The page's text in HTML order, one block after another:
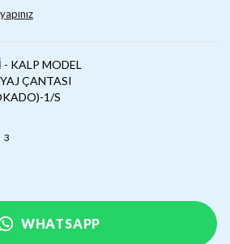
- KALP MODEL
ÇANTASI
1/S
3
WHATSAPP